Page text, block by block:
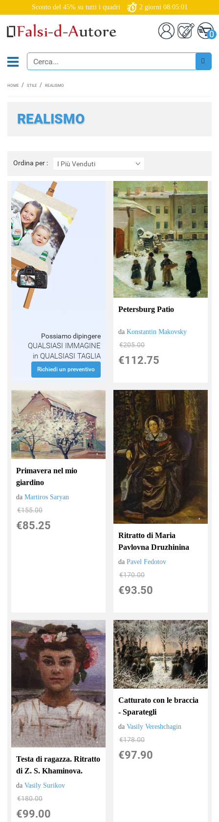
Sconto del 45% su tutti i quadri 2 giorni 08:04:59
0
HOME STILE REALISMO
REALISMO
Ordina per : I Più Venduti
Ordina
per
Possiamo dipingere
QUALSIASI IMMAGINE
in QUALSIASI TAGLIA
Richiedi un preventivo
Petersburg Patio
daKonstantin Makovsky
€205.00
€112.75
Primavera nel mio
giardino
daMartiros Saryan
€155.00
€85.25
Ritratto di Maria
Pavlovna Druzhinina
daPavel Fedotov
€170.00
€93.50
Testa di ragazza. Ritratto
di Z. S. Khaminova.
daVasily Surikov
€180.00
€99.00
Catturato con le braccia
- Sparategli
daVasily Vereshchagin
€178.00
€97.90